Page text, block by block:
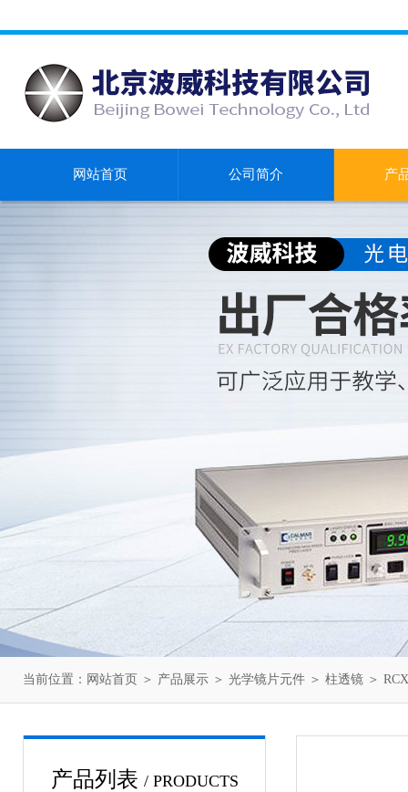
网站首页 公司简介 产
当前位置： 网站首页 ＞ 产品展示 ＞ 光学镜片元件 ＞ 柱透镜 ＞
产品列表 / PRODUCTS